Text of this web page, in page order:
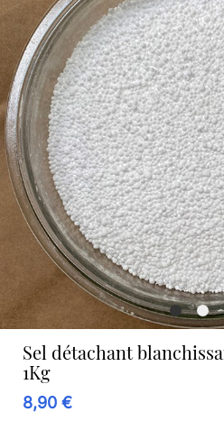
Sel détachant
1Kg
8,90 €